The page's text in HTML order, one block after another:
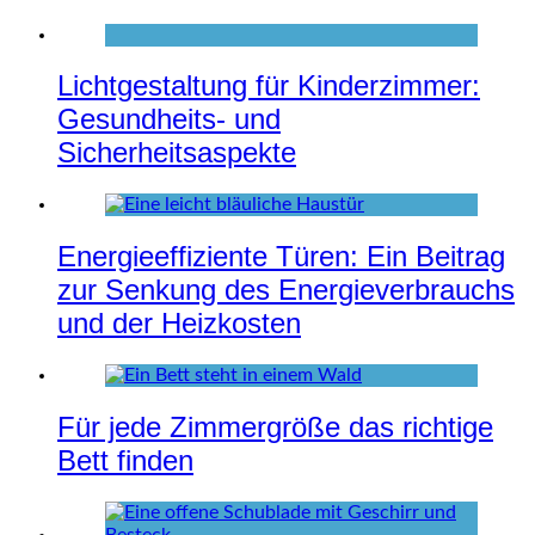
Lichtgestaltung für Kinderzimmer:
Gesundheits- und
Sicherheitsaspekte
Energieeffiziente Türen: Ein Beitrag
zur Senkung des Energieverbrauchs
und der Heizkosten
Für jede Zimmergröße das richtige
Bett finden